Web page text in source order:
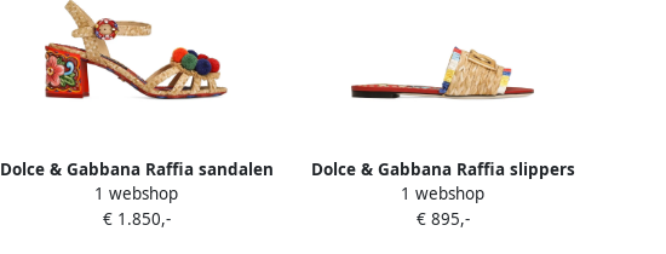
Dolce & Gabbana Raffia sandalen
met borduurwerk Beige
1 webshop
€ 1.850,-
Dolce & Gabbana Raffia slippers
Beige
1 webshop
€ 895,-